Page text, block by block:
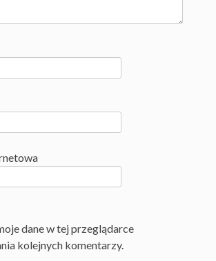
dane w tej przeglądarce
kolejnych komentarzy.